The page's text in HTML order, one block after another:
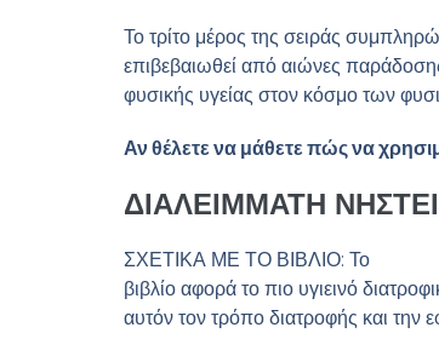
Το τρίτο μέρος της σειράς
επιβεβαιωθεί από αιώνες
φυσικής υγείας στον κόσμο των
Αν θέλετε να μάθετε πώς να
ΔΙΑΛΕΙΜΜΑΤΗ
ΣΧΕΤΙΚΑ ΜΕ ΤΟ ΒΙΒΛΙΟ: Το
βιβλίο αφορά το πιο υγιεινό
αυτόν τον τρόπο διατροφής και την